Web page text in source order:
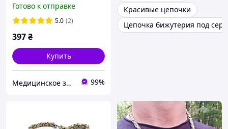
Готово к отправке
5.0 (2)
397₴
Купить
Медицинское золото Xuping и Бижутерия оптом 99%
Красивые цепочки
Цепочка бижутерия под